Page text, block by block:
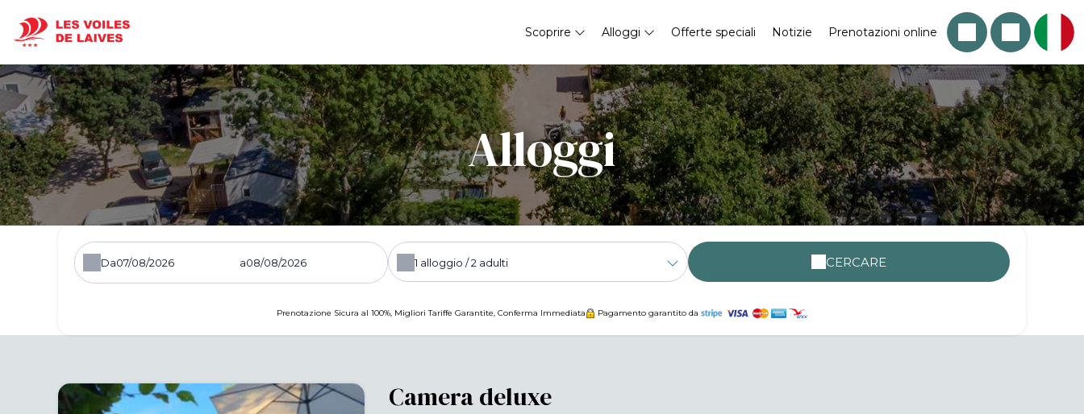
Scoprire Alloggi Offerte speciali Notizie Prenotazioni online
Alloggi
Da a 1 alloggio /2 adulti CERCARE
Prenotazione Sicura al 100%, Migliori Tariffe Garantite, Conferma Immediata Pagamento garantito da
Camera deluxe